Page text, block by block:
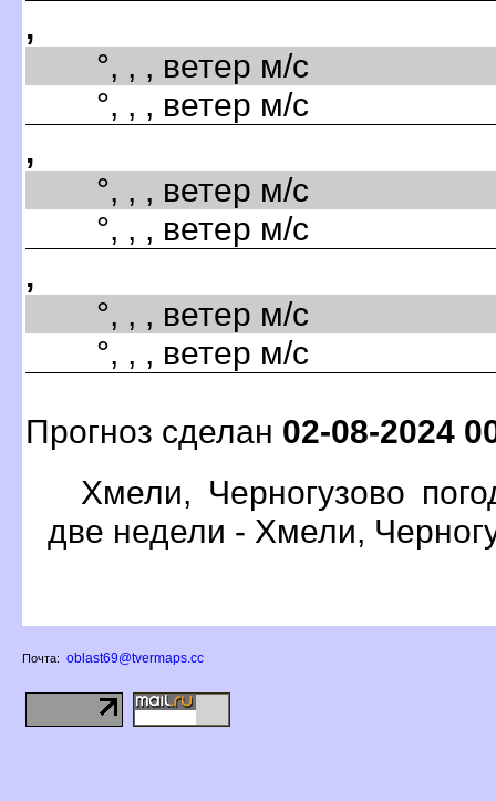
,
°, , , ветер м/с
°, , , ветер м/с
,
°, , , ветер м/с
°, , , ветер м/с
,
°, , , ветер м/с
°, , , ветер м/с
Прогноз сделан 02-08-2024
Хмели, Черногузово
две недели - Хмели,
Почта: oblast69@tvermaps.cc